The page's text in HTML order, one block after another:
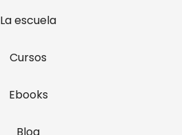
La escuela
Cursos
Ebooks